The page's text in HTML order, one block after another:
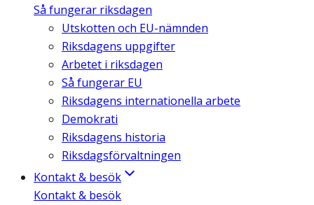
Så fungerar riksdagen
Utskotten och EU-nämnden
Riksdagens uppgifter
Arbetet i riksdagen
Så fungerar EU
Riksdagens internationella arbete
Demokrati
Riksdagens historia
Riksdagsförvaltningen
Kontakt & besök
Kontakt & besök